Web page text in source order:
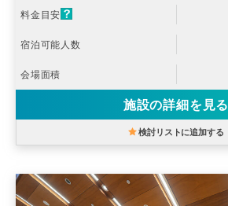
料金目安
宿泊可能人数
会場面積
施設の詳細を見る
検討リストに追加する